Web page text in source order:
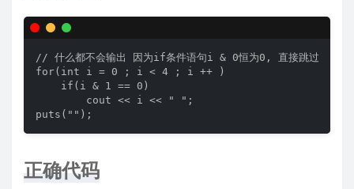
// 什么都不会输出 因为if条件语句i & 0恒为0, 直接跳过
for(int i = 0 ; i < 4 ; i ++ )
    if(i & 1 == 0)
        cout << i << " ";
puts("");
正确代码